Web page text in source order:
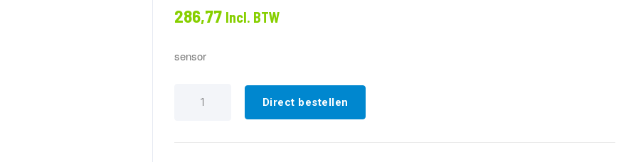
286,77 Incl. BTW
sensor
Direct bestellen